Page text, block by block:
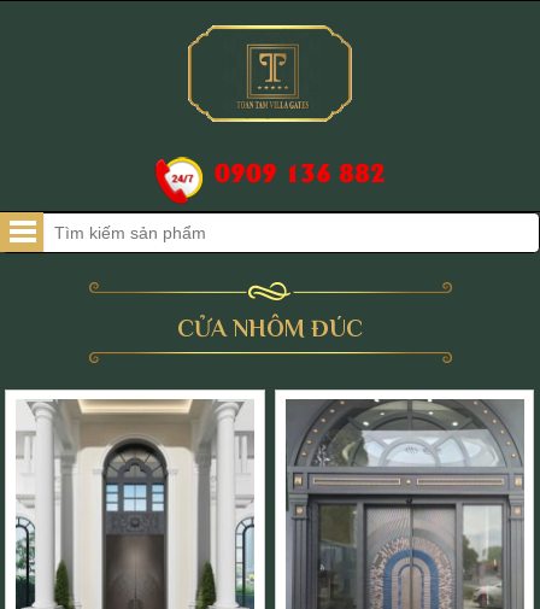
0909 136 882
CỬA NHÔM ĐÚC